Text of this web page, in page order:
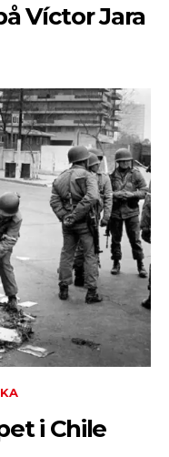
Víctor Jara
i Chile